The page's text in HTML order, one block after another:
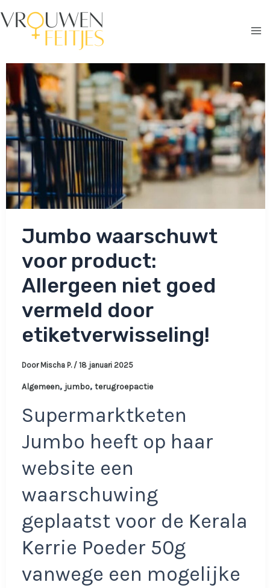
naar
Jumbo waarschuwt
voor product:
Allergeen niet goed
vermeld door
etiketverwisseling!
Door Mischa P. / 18 januari 2025
Algemeen, jumbo, terugroepactie
Supermarktketen
Jumbo heeft op haar
website een
waarschuwing
geplaatst voor de Kerala
Kerrie Poeder 50g
vanwege een mogelijke